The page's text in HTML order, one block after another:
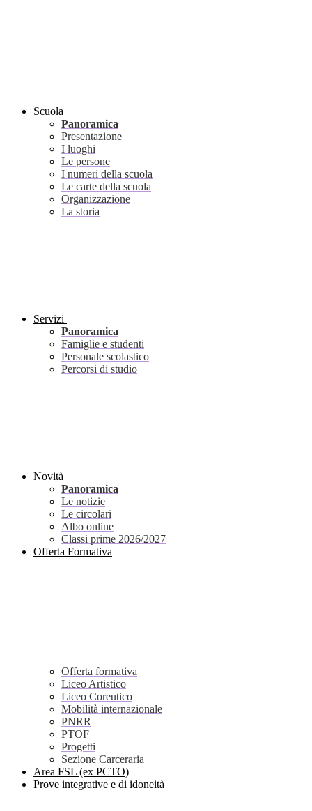
Scuola
Panoramica
Presentazione
I luoghi
Le persone
I numeri della scuola
Le carte della scuola
Organizzazione
La storia
Servizi
Panoramica
Famiglie e studenti
Personale scolastico
Percorsi di studio
Novità
Panoramica
Le notizie
Le circolari
Albo online
Classi prime 2026/2027
Offerta Formativa
Offerta formativa
Liceo Artistico
Liceo Coreutico
Mobilità internazionale
PNRR
PTOF
Progetti
Sezione Carceraria
Area FSL (ex PCTO)
Prove integrative e di idoneità